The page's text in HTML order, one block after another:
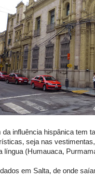
influência hispânica tem
seja nas
língua (Humauaca,
em Salta, de onde